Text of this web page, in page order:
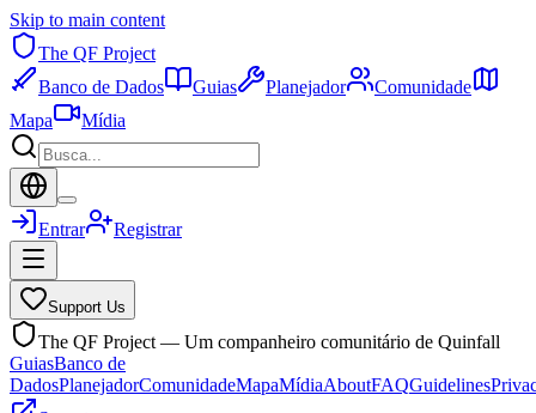
Skip to main content
The QF Project
Banco de Dados
Guias Planejador
Comunidade
Mapa
Mídia
Entrar Registrar
Support Us
The QF Project — Um companheiro comunitário de Quinfall
GuiasBanco de
DadosPlanejadorComunidadeMapaMídiaAboutFAQGuidelines